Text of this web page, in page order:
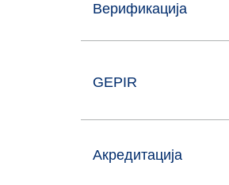
Верификација
GEPIR
Акредитација